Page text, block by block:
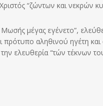
“ζώντων και νεκρών
μέγας εγένετο”,
πρότυπο αληθινού ηγέτη
ελευθερία “τών τέκνων